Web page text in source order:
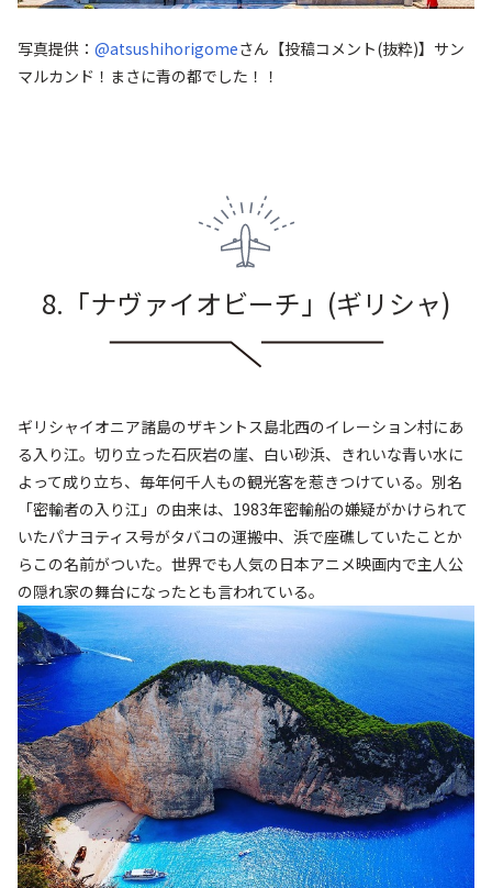
写真提供： @atsushihorigomeさん 【投稿コメント(抜粋)】サン
マルカンド！まさに青の都でした！！
8.「ナヴァイオビーチ 」 (ギリシャ)
ギリシャイオニア諸島のザキントス島北西のイレーション村にあ
る入り江。切り立った石灰岩の崖、白い砂浜、きれいな青い水に
よって成り立ち、毎年何千人もの観光客を惹きつけている。別名
「密輸者の入り江」の由来は、1983年密輸船の嫌疑がかけられて
いたパナヨティス号がタバコの運搬中、浜で座礁していたことか
らこの名前がついた。世界でも人気の日本アニメ映画内で主人公
の隠れ家の舞台になったとも言われている。